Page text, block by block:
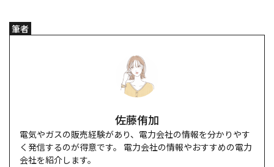
筆者
佐藤侑加
電気やガスの販売経験があり、電力会社の情報を分かりやす
く発信するのが得意です。 電力会社の情報やおすすめの電力
会社を紹介します。